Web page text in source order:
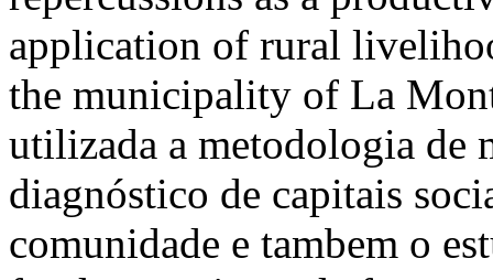
application of rural
the municipality of La
utilizada a metodologia de
diagnóstico de capitais
comunidade e tambem o